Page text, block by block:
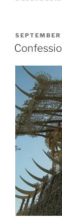
POSTED
ON